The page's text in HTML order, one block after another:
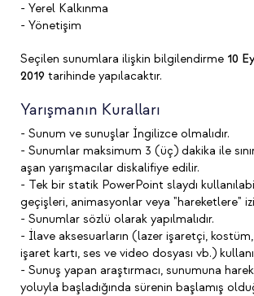
- Yerel Kalkınma
- Yönetişim
Seçilen sunumlara ilişkin bilgilendirme 10
2019 tarihinde yapılacaktır.
Yarışmanın Kuralları
- Sunum ve sunuşlar İngilizce olmalıdır.
- Sunumlar maksimum 3 (üç) dakika ile
aşan yarışmacılar diskalifiye edilir.
- Tek bir statik PowerPoint slaydı
geçişleri, animasyonlar veya "hareketlere"
- Sunumlar sözlü olarak yapılmalıdır.
- İlave aksesuarların (lazer işaretçi,
işaret kartı, ses ve video dosyası vb.)
- Sunuş yapan araştırmacı, sunumuna
yoluyla başladığında sürenin başlamış